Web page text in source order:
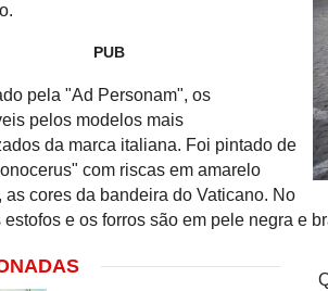
PUB
pela "Ad Personam", os
pelos modelos mais
da marca italiana. Foi pintado de
com riscas em amarelo
as cores da bandeira do Vaticano. No
estofos e os forros são em pele negra e